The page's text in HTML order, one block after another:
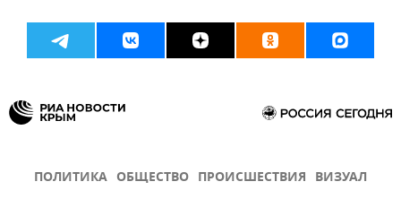
ПОЛИТИКА ОБЩЕСТВО ПРОИСШЕСТВИЯ ВИЗУАЛ